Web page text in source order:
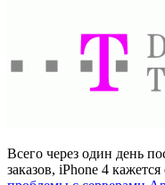
Всего через один день
заказов, iPhone 4